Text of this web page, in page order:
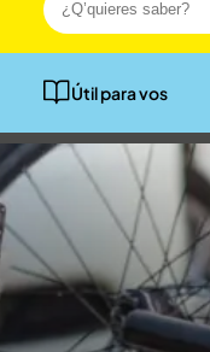
Útil para vos